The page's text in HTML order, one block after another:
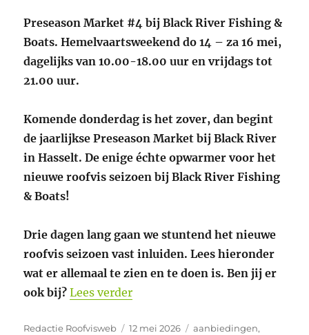
Preseason Market #4 bij Black River Fishing &
Boats. Hemelvaartsweekend do 14 – za 16 mei,
dagelijks van 10.00-18.00 uur en vrijdags tot
21.00 uur.
Komende donderdag is het zover, dan begint
de jaarlijkse Preseason Market bij Black River
in Hasselt. De enige échte opwarmer voor het
nieuwe roofvis seizoen bij Black River Fishing
& Boats!
Drie dagen lang gaan we stuntend het nieuwe
roofvis seizoen vast inluiden. Lees hieronder
wat er allemaal te zien en te doen is. Ben jij er
ook bij? Lees verder“4e Preseason Market bij Black
Auteur
Redactie Roofvisweb
Geplaatst
12 mei 2026 Categorieën
aanbiedingen,